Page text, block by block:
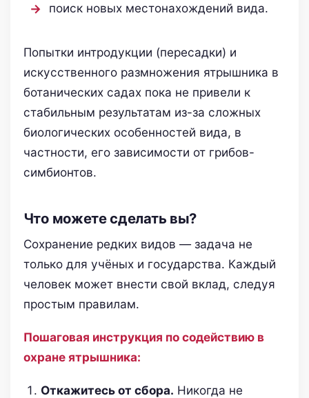
поиск новых местонахождений вида.
Попытки интродукции (пересадки) и
искусственного размножения ятрышника в
ботанических садах пока не привели к
стабильным результатам из-за сложных
биологических особенностей вида, в
частности, его зависимости от грибов-
симбионтов.
Что можете сделать вы?
Сохранение редких видов — задача не
только для учёных и государства. Каждый
человек может внести свой вклад, следуя
простым правилам.
Пошаговая инструкция по содействию в
охране ятрышника:
Откажитесь от сбора. Никогда не